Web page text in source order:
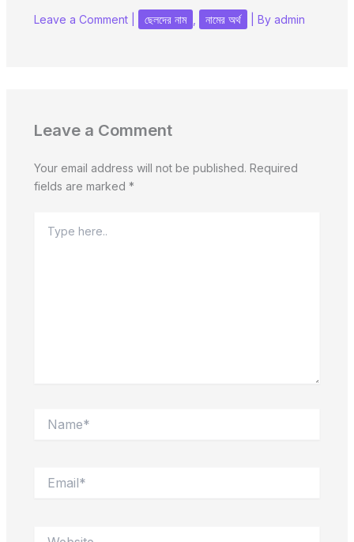
Leave a Comment ছেলদের নাম নামের অর্থ | By admin
Leave a Comment
Your email address will not be published. Required
fields are marked *
here..